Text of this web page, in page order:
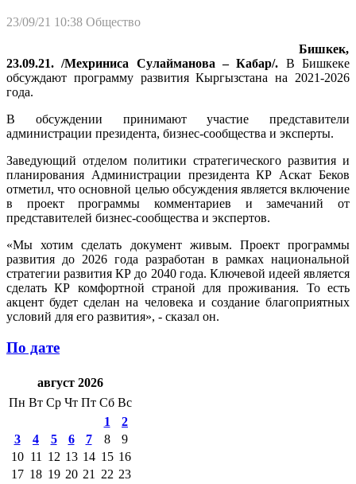
23/09/21 10:38 Общество
Бишкек,
23.09.21. /Мехриниса Сулайманова – Кабар/. В Бишкеке
обсуждают программу развития Кыргызстана на 2021-2026
года.
В обсуждении принимают участие представители
администрации президента, бизнес-сообщества и эксперты.
Заведующий отделом политики стратегического развития и
планирования Администрации президента КР Аскат Беков
отметил, что основной целью обсуждения является включение
в проект программы комментариев и замечаний от
представителей бизнес-сообщества и экспертов.
«Мы хотим сделать документ живым. Проект программы
развития до 2026 года разработан в рамках национальной
стратегии развития КР до 2040 года. Ключевой идеей является
сделать КР комфортной страной для проживания. То есть
акцент будет сделан на человека и создание благоприятных
условий для его развития», - сказал он.
По дате
август 2026
Пн Вт Ср Чт Пт Сб Вс
1
2
3
4 5 6 7 8
9
10 11 12 13 14 15 16
17 18 19 20 21 22 23